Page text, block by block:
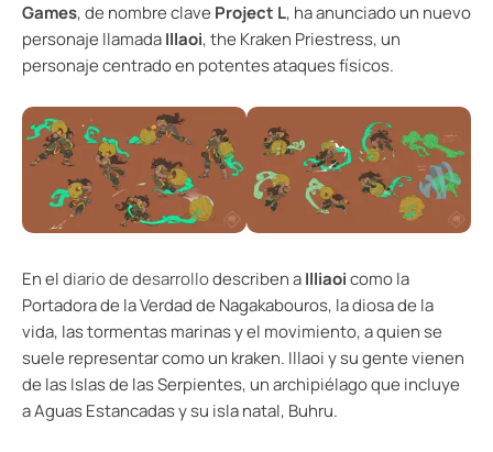
Games, de nombre clave Project L, ha anunciado un nuevo
personaje llamadaIllaoi, the Kraken Priestress, un
personaje centrado en potentes ataques físicos.
En eldiario de desarrollodescriben aIlliaoicomo la
Portadora de la Verdad de Nagakabouros, la diosa de la
vida, las tormentas marinas y el movimiento, a quien se
suele representar como un kraken. Illaoi y su gente vienen
de las Islas de las Serpientes, un archipiélago que incluye
a Aguas Estancadas y su isla natal, Buhru.